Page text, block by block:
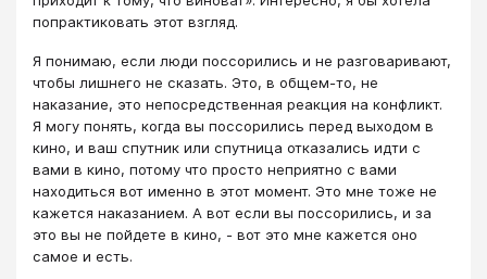
попрактиковать этот взгляд.
Я понимаю, если люди поссорились и не разговаривают,
чтобы лишнего не сказать. Это, в общем-то, не
наказание, это непосредственная реакция на конфликт.
Я могу понять, когда вы поссорились перед выходом в
кино, и ваш спутник или спутница отказались идти с
вами в кино, потому что просто неприятно с вами
находиться вот именно в этот момент. Это мне тоже не
кажется наказанием. А вот если вы поссорились, и за
это вы не пойдете в кино, - вот это мне кажется оно
самое и есть.